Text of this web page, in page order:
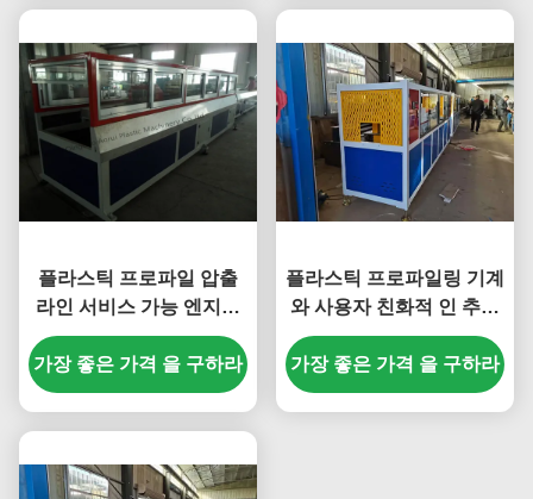
플라스틱 프로파일 압출
라인 서비스 가능 엔지니
어 (38 Moaia 스크류 재질,
SJSZ65X132 스크류 직
경)
가장 좋은 가격 을 구하라
플라스틱 프로파일링 기계
와 사용자 친화적 인 추출
기계
가장 좋은 가격 을 구하라